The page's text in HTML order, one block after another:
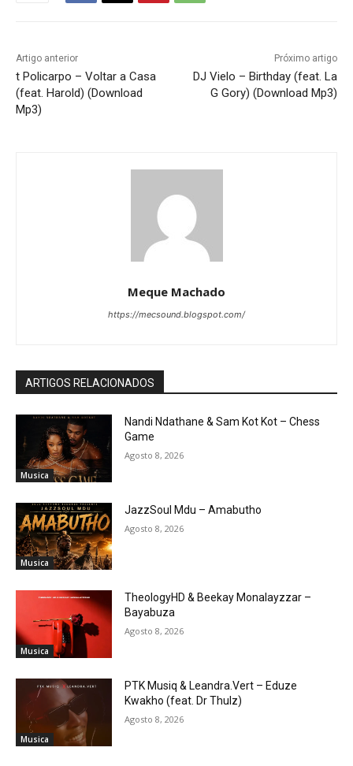
Artigo anterior
t Policarpo – Voltar a Casa
(feat. Harold) (Download
Mp3)
Próximo artigo
DJ Vielo – Birthday (feat. La
G Gory) (Download Mp3)
Meque Machado
https://mecsound.blogspot.com/
ARTIGOS RELACIONADOS
Musica
Nandi Ndathane & Sam Kot Kot – Chess
Game
Agosto 8, 2026
Musica
JazzSoul Mdu – Amabutho
Agosto 8, 2026
Musica
TheologyHD & Beekay Monalayzzar –
Bayabuza
Agosto 8, 2026
Musica
PTK Musiq & Leandra.Vert – Eduze
Kwakho (feat. Dr Thulz)
Agosto 8, 2026